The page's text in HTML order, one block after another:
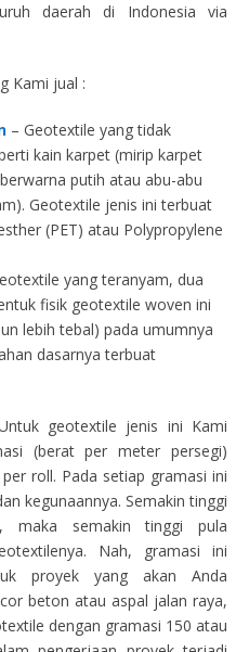
daerah di Indonesia via
Kami jual :
– Geotextile yang tidak
kain karpet (mirip karpet
putih atau abu-abu
Geotextile jenis ini terbuat
(PET) atau Polypropylene
yang teranyam, dua
fisik geotextile woven ini
lebih tebal) pada umumnya
dasarnya terbuat
geotextile jenis ini Kami
(berat per meter persegi)
roll. Pada setiap gramasi ini
kegunaannya. Semakin tinggi
maka semakin tinggi pula
Nah, gramasi ini
proyek yang akan Anda
beton atau aspal jalan raya,
dengan gramasi 150 atau